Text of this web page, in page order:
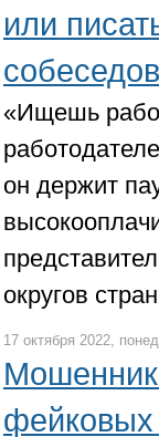
или
«Ищешь
он держит
округов
17 октября 2022,
фейковых